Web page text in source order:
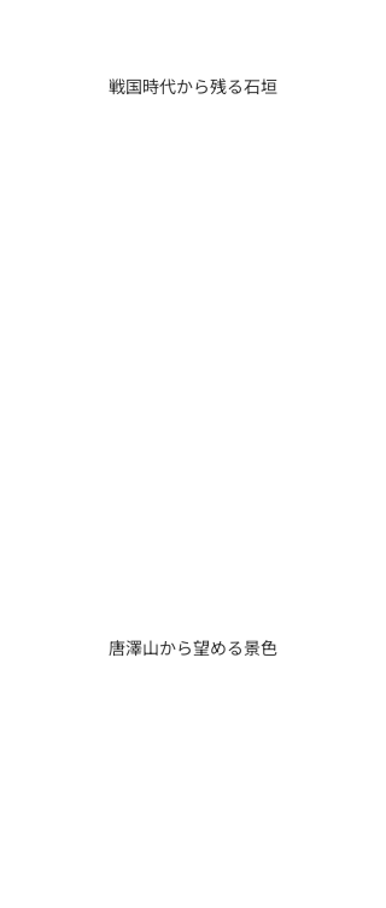
戦国時代から残る石垣
唐澤山から望める景色